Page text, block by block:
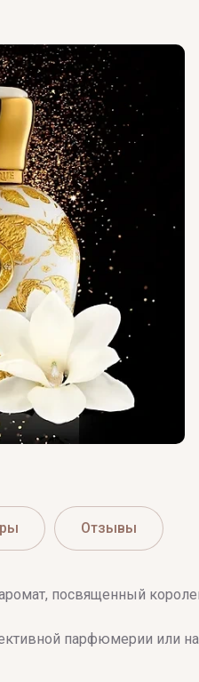
Отзывы
посвященный
парфюмерии или на
Versace
Vertus
Victoria's Secret
VIKTOR & ROLF
VILHELM PARFUMERIE
Vince Camuto